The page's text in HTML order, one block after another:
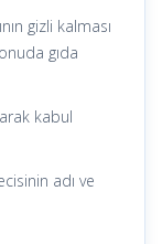
gizli kalması
gıda
kabul
adı ve